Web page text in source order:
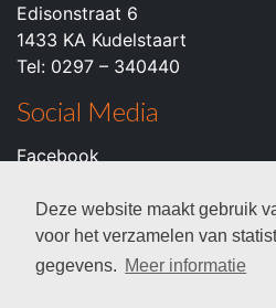
Deze website maakt gebruik
voor het verzamelen van
gegevens. Meer informatie
Edisonstraat 6
1433 KA Kudelstaart
Tel: 0297 – 340440
Social Media
Facebook
Youtube